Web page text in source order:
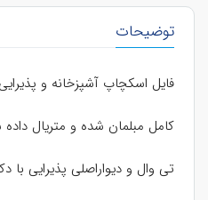
توضیحات
فایل اسکچاپ آشپزخانه و
کامل مبلمان شده و متریال
تی وال و دیواراصلی پذیرایی